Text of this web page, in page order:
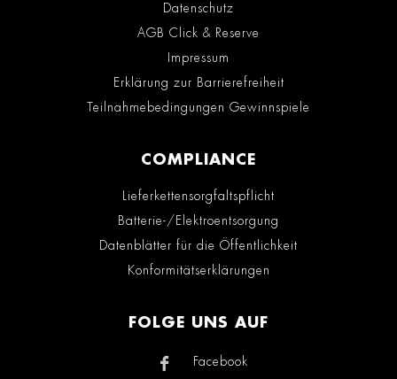
Datenschutz
AGB Click & Reserve
Impressum
Erklärung zur Barrierefreiheit
Teilnahmebedingungen Gewinnspiele
COMPLIANCE
Lieferkettensorgfaltspflicht
Batterie-/Elektroentsorgung
Datenblätter für die Öffentlichkeit
Konformitätserklärungen
FOLGE UNS AUF
Facebook